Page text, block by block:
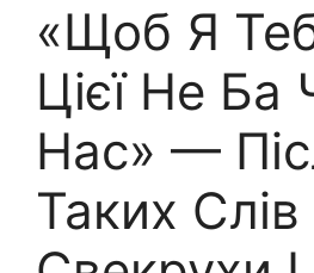
«Щоб Я
Цієї Не Ба
Нас» —
Таких Слів